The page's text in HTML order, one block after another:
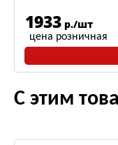
1933 р./шт
цена розничная
С этим